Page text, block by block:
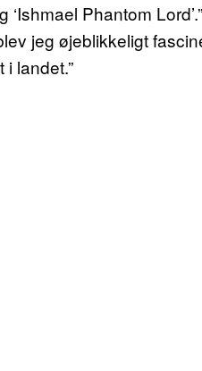
‘Ishmael Phantom
jeg øjeblikkeligt
landet.”